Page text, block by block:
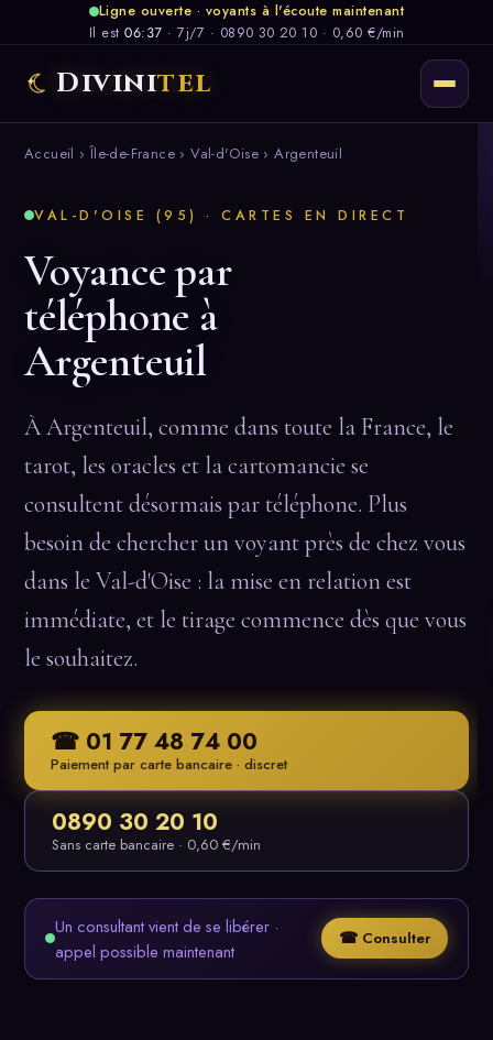
Ligne ouverte · voyants à l'écoute maintenant
Il est 06:37 · 7j/7 · 0890 30 20 10 · 0,60 €/min
Divinitel
Accueil ›Île-de-France›Val-d'Oise › Argenteuil
VAL-D'OISE (95) · CARTES EN DIRECT
Voyance par
téléphone à
Argenteuil
À Argenteuil, comme dans toute la France, le
tarot, les oracles et la cartomancie se
consultent désormais par téléphone. Plus
besoin de chercher un voyant près de chez vous
dans le Val-d'Oise : la mise en relation est
immédiate, et le tirage commence dès que vous
le souhaitez.
☎ 01 77 48 74 00
Paiement par carte bancaire · discret
0890 30 20 10
Sans carte bancaire · 0,60 €/min
Un consultant vient de se libérer ·
appel possible maintenant
☎ Consulter